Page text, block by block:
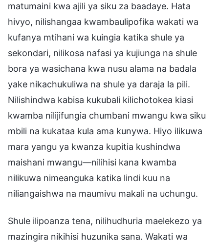
matumaini kwa ajili ya siku za baadaye. Hata
hivyo, nilishangaa kwambaulipofika wakati wa
kufanya mtihani wa kuingia katika shule ya
sekondari, nilikosa nafasi ya kujiunga na shule
bora ya wasichana kwa nusu alama na badala
yake nikachukuliwa na shule ya daraja la pili.
Nilishindwa kabisa kukubali kilichotokea kiasi
kwamba nilijifungia chumbani mwangu kwa siku
mbili na kukataa kula ama kunywa. Hiyo ilikuwa
mara yangu ya kwanza kupitia kushindwa
maishani mwangu—nilihisi kana kwamba
nilikuwa nimeanguka katika lindi kuu na
niliangaishwa na maumivu makali na uchungu.
Shule ilipoanza tena, nilihudhuria maelekezo ya
mazingira nikihisi huzunika sana. Wakati wa